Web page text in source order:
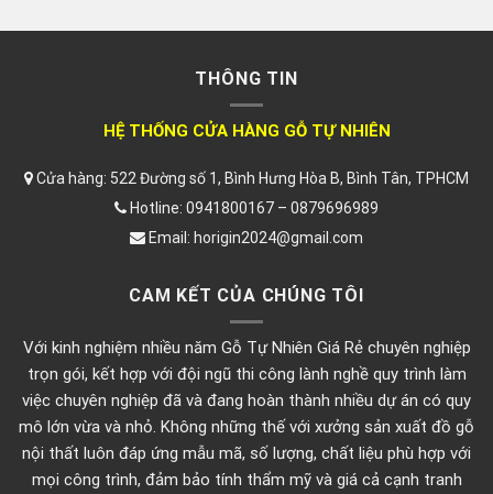
THÔNG TIN
HỆ THỐNG CỬA HÀNG GỖ TỰ NHIÊN
Cửa hàng: 522 Đường số 1, Bình Hưng Hòa B, Bình Tân, TPHCM
Hotline: 0941800167 – 0879696989
Email: horigin2024@gmail.com
CAM KẾT CỦA CHÚNG TÔI
Với kinh nghiệm nhiều năm Gỗ Tự Nhiên Giá Rẻ chuyên nghiệp
trọn gói, kết hợp với đội ngũ thi công lành nghề quy trình làm
việc chuyên nghiệp đã và đang hoàn thành nhiều dự án có quy
mô lớn vừa và nhỏ. Không những thế với xưởng sản xuất đồ gỗ
nội thất luôn đáp ứng mẫu mã, số lượng, chất liệu phù hợp với
mọi công trình, đảm bảo tính thẩm mỹ và giá cả cạnh tranh